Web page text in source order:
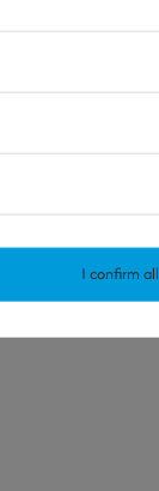
I confirm all